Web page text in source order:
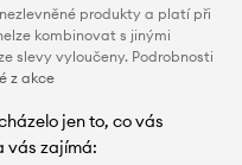
produkty a platí při
kombinovat s jinými
slevy vyloučeny. Podrobnosti
z akce
jen to, co vás
vás zajímá: